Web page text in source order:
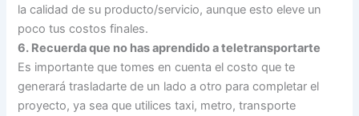
la calidad de su producto/servicio, aunque esto eleve un
poco tus costos finales.
6. Recuerda que no has aprendido a teletransportarte
Es importante que tomes en cuenta el costo que te
generará trasladarte de un lado a otro para completar el
proyecto, ya sea que utilices taxi, metro, transporte